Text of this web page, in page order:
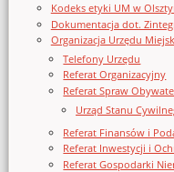
Kodeks etyki UM w
Dokumentacja dot.
Organizacja Urzędu
Telefony Urzędu
Referat Organizacyjny
Referat Spraw
Urząd Stanu
Referat Finansów i
Referat Inwestycji i
Referat Gospodarki